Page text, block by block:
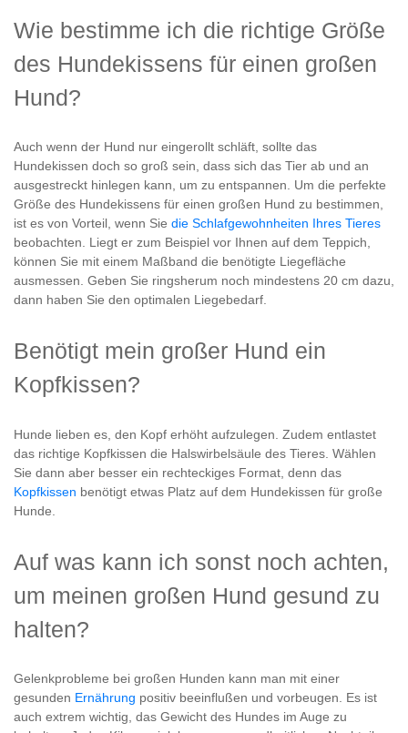
Wie bestimme ich die richtige Größe
des Hundekissens für einen großen
Hund?
Auch wenn der Hund nur eingerollt schläft, sollte das
Hundekissen doch so groß sein, dass sich das Tier ab und an
ausgestreckt hinlegen kann, um zu entspannen. Um die perfekte
Größe des Hundekissens für einen großen Hund zu bestimmen,
ist es von Vorteil, wenn Sie die Schlafgewohnheiten Ihres Tieres
beobachten. Liegt er zum Beispiel vor Ihnen auf dem Teppich,
können Sie mit einem Maßband die benötigte Liegefläche
ausmessen. Geben Sie ringsherum noch mindestens 20 cm dazu,
dann haben Sie den optimalen Liegebedarf.
Benötigt mein großer Hund ein
Kopfkissen?
Hunde lieben es, den Kopf erhöht aufzulegen. Zudem entlastet
das richtige Kopfkissen die Halswirbelsäule des Tieres. Wählen
Sie dann aber besser ein rechteckiges Format, denn das
Kopfkissen benötigt etwas Platz auf dem Hundekissen für große
Hunde.
Auf was kann ich sonst noch achten,
um meinen großen Hund gesund zu
halten?
Gelenkprobleme bei großen Hunden kann man mit einer
gesunden Ernährung positiv beeinflußen und vorbeugen. Es ist
auch extrem wichtig, das Gewicht des Hundes im Auge zu